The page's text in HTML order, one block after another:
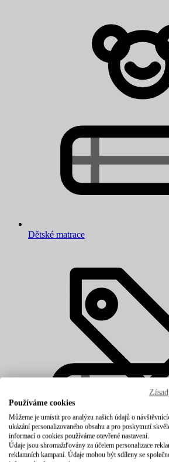
Dětské matrace
Používáme cookies
Můžeme je umístit pro analýzu našich údajů o
ukázání personalizovaného obsahu a pro poskytnutí
informací o cookies používáme otevřené nastavení.
Údaje jsou shromažďovány za účelem personalizace
reklamních kampaní. Údaje mohou být sdíleny se